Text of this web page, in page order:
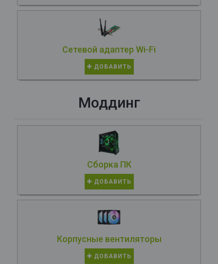
Сетевой адаптер Wi-Fi
ДОБАВИТЬ
Моддинг
Сборка ПК
ДОБАВИТЬ
Корпусные вентиляторы
ДОБАВИТЬ